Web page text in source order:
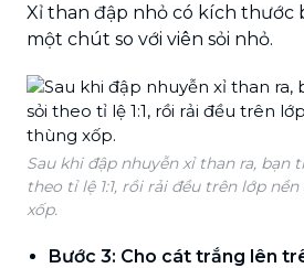
Xỉ than đập nhỏ có kích thước
một chút so với viên sỏi nhỏ.
Sau khi đập nhuyễn xỉ than ra, bạn
theo tỉ lệ 1:1, rồi rải đều trên lớp
xốp.
Bước 3: Cho cát trắng lên